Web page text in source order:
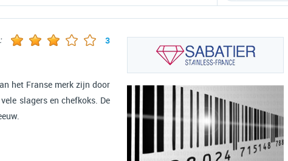
3
het Franse merk zijn door
slagers en chefkoks. De